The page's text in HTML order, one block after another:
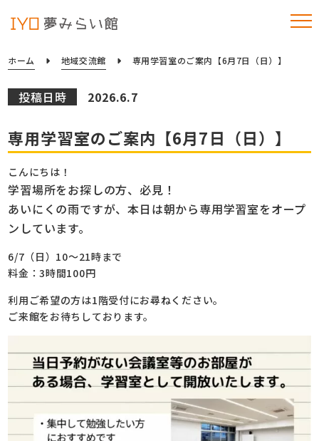
ホーム 地域交流館 専用学習室のご案内【6月7日（日）】
投稿日時 2026.6.7
専用学習室のご案内【6月7日（日）】
こんにちは！
学習場所をお探しの方、必見！
あいにくの雨ですが、本日は朝から専用学習室をオープ
ンしています。
6/7（日）10～21時まで
料金：3時間100円
利用ご希望の方は1階受付にお尋ねください。
ご来館をお待ちしております。